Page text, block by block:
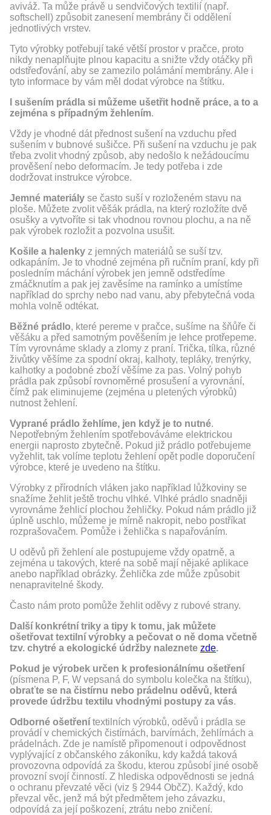
aviváž. Ta může právě u sendvičových textilií (např.
softschell) způsobit zanesení membrány či oddělení
jednotlivých vrstev.
Tyto výrobky potřebují také větší prostor v pračce, proto
nikdy nenaplňujte plnou kapacitu a snižte vždy otáčky při
odstřeďování, aby se zamezilo polámání membrány. Ale i
tyto informace by vám měl dodat výrobce na štítku.
I sušením prádla si můžeme ušetřit hodně práce, a to a
zejména s případným žehlením.
Vždy je vhodné dát přednost sušení na vzduchu před
sušením v bubnové sušičce. Při sušení na vzduchu je pak
třeba zvolit vhodný způsob, aby nedošlo k nežádoucímu
prověšení nebo deformacím. Je tedy potřeba i zde
dodržovat instrukce výrobce.
Jemné materiály se často suší v rozloženém stavu na
ploše. Můžete zvolit věšák prádla, na který rozložíte dvě
osušky a vytvoříte si tak vhodnou rovnou plochu, a na ně
pak výrobek rozložit a pozvolna usušit.
Košile a halenky z jemných materiálů se suší tzv.
odkapáním. Je to vhodné zejména při ručním praní, kdy při
posledním máchání výrobek jen jemně odstředíme
zmáčknutím a pak jej zavěsíme na ramínko a umístíme
například do sprchy nebo nad vanu, aby přebytečná voda
mohla volně odtékat.
Běžné prádlo, které pereme v pračce, sušíme na šňůře či
věšáku a před samotným pověšením je lehce protřepeme.
Tím vyrovnáme sklady a zlomy z praní. Trička, tílka, různé
živůtky věšíme za spodní okraj, kalhoty, tepláky, trenýrky,
kalhotky a podobné zboží věšíme za pas. Volný pohyb
prádla pak způsobí rovnoměrné prosušení a vyrovnání,
čímž pak eliminujeme (zejména u pletených výrobků)
nutnost žehlení.
Vyprané prádlo žehlíme, jen když je to nutné.
Nepotřebným žehlením spotřebováváme elektrickou
energii naprosto zbytečně. Pokud již prádlo potřebujeme
vyžehlit, tak volíme teplotu žehlení opět podle doporučení
výrobce, které je uvedeno na štítku.
Výrobky z přírodních vláken jako například lůžkoviny se
snažíme žehlit ještě trochu vlhké. Vlhké prádlo snadněji
vyrovnáme žehlicí plochou žehličky. Pokud nám prádlo již
úplně uschlo, můžeme je mírně nakropit, nebo postříkat
rozprašovačem. Pomůže i žehlička s napařováním.
U oděvů při žehlení ale postupujeme vždy opatrně, a
zejména u takových, které na sobě mají nějaké aplikace
anebo například obrázky. Žehlička zde může způsobit
nenapravitelné škody.
Často nám proto pomůže žehlit oděvy z rubové strany.
Další konkrétní triky a tipy k tomu, jak můžete
ošetřovat textilní výrobky a pečovat o ně doma včetně
tzv. chytré a ekologické údržby naleznete zde.
Pokud je výrobek určen k profesionálnímu ošetření
(písmena P, F, W vepsaná do symbolu kolečka na štítku),
obraťte se na čistírnu nebo prádelnu oděvů, která
provede údržbu textilu vhodnými postupy za vás.
Odborné ošetření textilních výrobků, oděvů i prádla se
provádí v chemických čistírnách, barvírnách, žehlírnách a
prádelnách. Zde je namístě připomenout i odpovědnost
vyplývající z občanského zákoníku, kdy každá taková
provozovna odpovídá za škodu, kterou způsobí jiné osobě
provozní svojí činností. Z hlediska odpovědnosti se jedná
o ochranu převzaté věci (viz § 2944 ObčZ). Každý, kdo
převzal věc, jenž má být předmětem jeho závazku,
odpovídá za její poškození, ztrátu nebo zničení.